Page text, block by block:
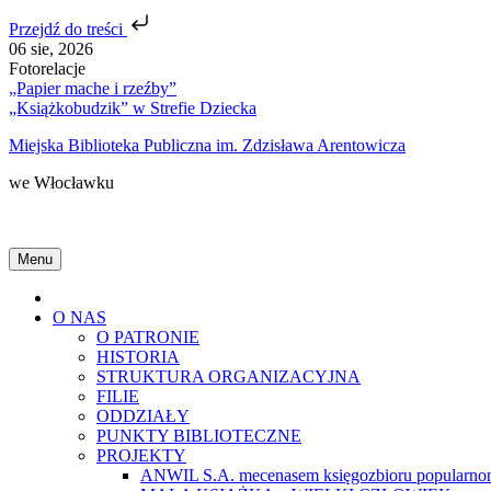
Przejdź do treści
Skip
to
content
06 sie, 2026
Fotorelacje
„Papier mache i rzeźby”
„Książkobudzik” w Strefie Dziecka
Miejska Biblioteka Publiczna im. Zdzisława Arentowicza
we Włocławku
Menu
O NAS
O PATRONIE
HISTORIA
STRUKTURA ORGANIZACYJNA
FILIE
ODDZIAŁY
PUNKTY BIBLIOTECZNE
PROJEKTY
ANWIL S.A. mecenasem księgozbioru